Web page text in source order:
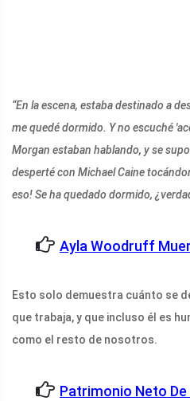
“En la escena, estaba destinado a
me quedé dormido. Y no escuché
Morgan estaban hablando, y se
desperté con Michael Caine
eso! Se ha quedado dormido,
Ayla Woodruff
Esto solo demuestra cuánto se
que trabaja, y que incluso él es
como el resto de nosotros.
Patrimonio Neto De